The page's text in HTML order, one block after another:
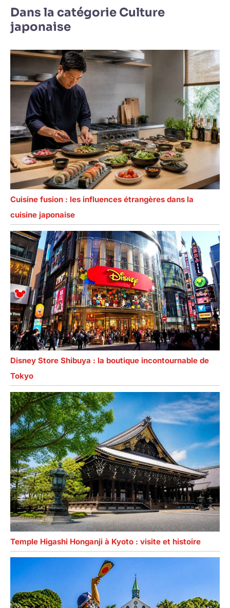
Dans la catégorie Culture
japonaise
Cuisine fusion : les influences étrangères dans la
cuisine japonaise
Disney Store Shibuya : la boutique incontournable de
Tokyo
Temple Higashi Honganji à Kyoto : visite et histoire